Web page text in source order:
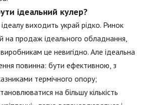
ідеальний кулер?
виходить украй рідко. Ринок
на продаж ідеального обладнання,
це невигідно. Але ідеальна
повинна: бути ефективною, з
термічного опору;
на більшу кількість